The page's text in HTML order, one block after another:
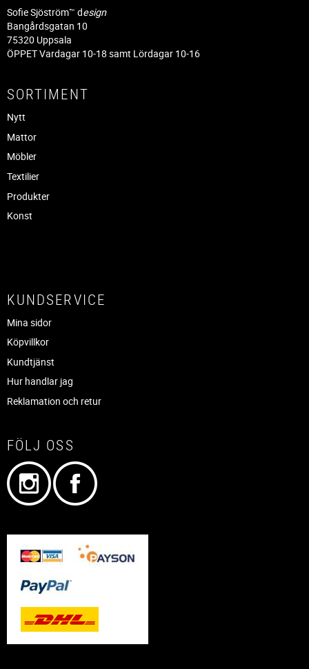
Sofie Sjöström™ design
Bangårdsgatan 10
75320 Uppsala
ÖPPET Vardagar 10-18 samt Lördagar 10-16
SORTIMENT
Nytt
Mattor
Möbler
Textilier
Produkter
Konst
KUNDSERVICE
Mina sidor
Köpvillkor
Kundtjänst
Hur handlar jag
Reklamation och retur
FÖLJ OSS